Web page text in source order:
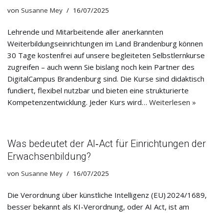
von Susanne Mey 16/07/2025
Lehrende und Mitarbeitende aller anerkannten
Weiterbildungseinrichtungen im Land Brandenburg können
30 Tage kostenfrei auf unsere begleiteten Selbstlernkurse
zugreifen – auch wenn Sie bislang noch kein Partner des
DigitalCampus Brandenburg sind. Die Kurse sind didaktisch
fundiert, flexibel nutzbar und bieten eine strukturierte
Kompetenzentwicklung. Jeder Kurs wird… Weiterlesen »
Was bedeutet der AI‑Act für Einrichtungen der
Erwachsenbildung?
von Susanne Mey 16/07/2025
Die Verordnung über künstliche Intelligenz (EU) 2024/1689,
besser bekannt als KI-Verordnung, oder AI Act, ist am